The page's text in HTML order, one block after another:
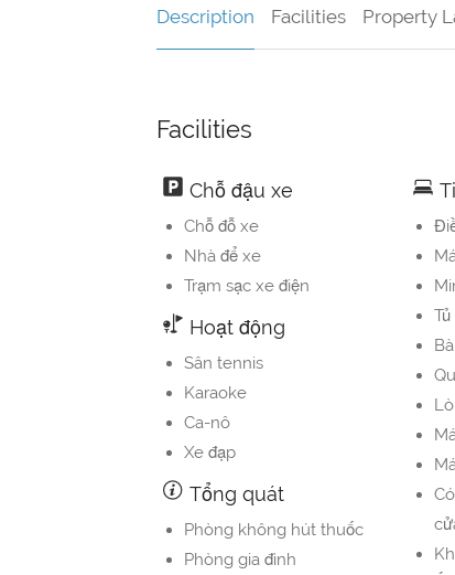
Description Facilities Property
Facilities
Chỗ đậu xe
Chỗ đỗ xe
Nhà để xe
Trạm sạc xe điện
Hoạt động
Sân tennis
Karaoke
Ca-nô
Xe đạp
Tổng quát
Phòng không hút thuốc
Phòng gia đình